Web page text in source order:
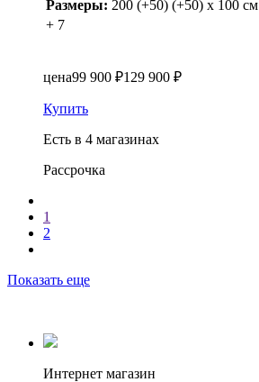
Размеры: 200 (+50) (+50) x 100 см
+ 7
цена99 900 ₽129 900 ₽
Купить
Есть в 4 магазинах
Рассрочка
1
2
Показать еще
Интернет магазин